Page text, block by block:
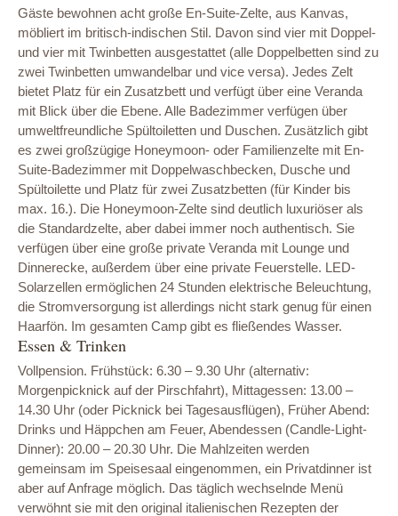
Gäste bewohnen acht große En-Suite-Zelte, aus Kanvas,
möbliert im britisch-indischen Stil. Davon sind vier mit Doppel-
und vier mit Twinbetten ausgestattet (alle Doppelbetten sind zu
zwei Twinbetten umwandelbar und vice versa). Jedes Zelt
bietet Platz für ein Zusatzbett und verfügt über eine Veranda
mit Blick über die Ebene. Alle Badezimmer verfügen über
umweltfreundliche Spültoiletten und Duschen. Zusätzlich gibt
es zwei großzügige Honeymoon- oder Familienzelte mit En-
Suite-Badezimmer mit Doppelwaschbecken, Dusche und
Spültoilette und Platz für zwei Zusatzbetten (für Kinder bis
max. 16.). Die Honeymoon-Zelte sind deutlich luxuriöser als
die Standardzelte, aber dabei immer noch authentisch. Sie
verfügen über eine große private Veranda mit Lounge und
Dinnerecke, außerdem über eine private Feuerstelle. LED-
Solarzellen ermöglichen 24 Stunden elektrische Beleuchtung,
die Stromversorgung ist allerdings nicht stark genug für einen
Haarfön. Im gesamten Camp gibt es fließendes Wasser.
Essen & Trinken
Vollpension. Frühstück: 6.30 – 9.30 Uhr (alternativ:
Morgenpicknick auf der Pirschfahrt), Mittagessen: 13.00 –
14.30 Uhr (oder Picknick bei Tagesausflügen), Früher Abend:
Drinks und Häppchen am Feuer, Abendessen (Candle-Light-
Dinner): 20.00 – 20.30 Uhr. Die Mahlzeiten werden
gemeinsam im Speisesaal eingenommen, ein Privatdinner ist
aber auf Anfrage möglich. Das täglich wechselnde Menü
verwöhnt sie mit den original italienischen Rezepten der